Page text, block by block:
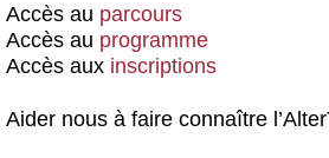
Accès au parcours
Accès au programme
Accès aux inscriptions
Aider nous à faire connaître